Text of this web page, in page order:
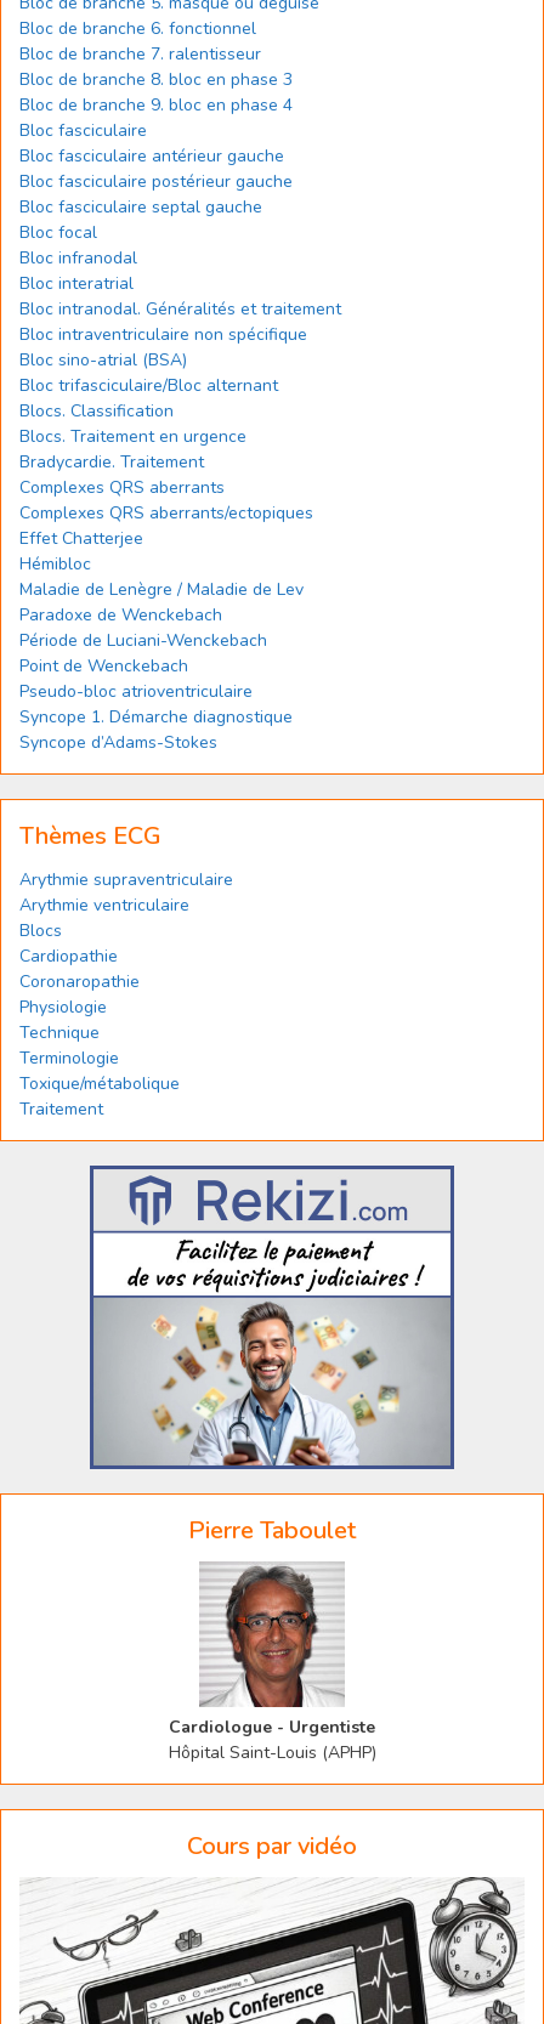
Bloc de branche 6. fonctionnel
Bloc de branche 7. ralentisseur
Bloc de branche 8. bloc en phase 3
Bloc de branche 9. bloc en phase 4
Bloc fasciculaire
Bloc fasciculaire antérieur gauche
Bloc fasciculaire postérieur gauche
Bloc fasciculaire septal gauche
Bloc focal
Bloc infranodal
Bloc interatrial
Bloc intranodal. Généralités et traitement
Bloc intraventriculaire non spécifique
Bloc sino-atrial (BSA)
Bloc trifasciculaire/Bloc alternant
Blocs. Classification
Blocs. Traitement en urgence
Bradycardie. Traitement
Complexes QRS aberrants
Complexes QRS aberrants/ectopiques
Effet Chatterjee
Hémibloc
Maladie de Lenègre / Maladie de Lev
Paradoxe de Wenckebach
Période de Luciani-Wenckebach
Point de Wenckebach
Pseudo-bloc atrioventriculaire
Syncope 1. Démarche diagnostique
Syncope d’Adams-Stokes
Thèmes ECG
Arythmie supraventriculaire
Arythmie ventriculaire
Blocs
Cardiopathie
Coronaropathie
Physiologie
Technique
Terminologie
Toxique/métabolique
Traitement
Pierre Taboulet
Cardiologue - Urgentiste
Hôpital Saint-Louis (APHP)
Cours par vidéo